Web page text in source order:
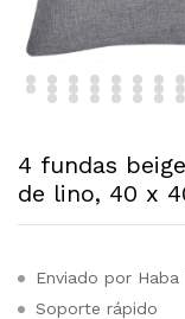
4 fundas
de lino, 40 x
Enviado por Haba
Soporte rápido